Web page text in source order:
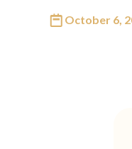
October 6,